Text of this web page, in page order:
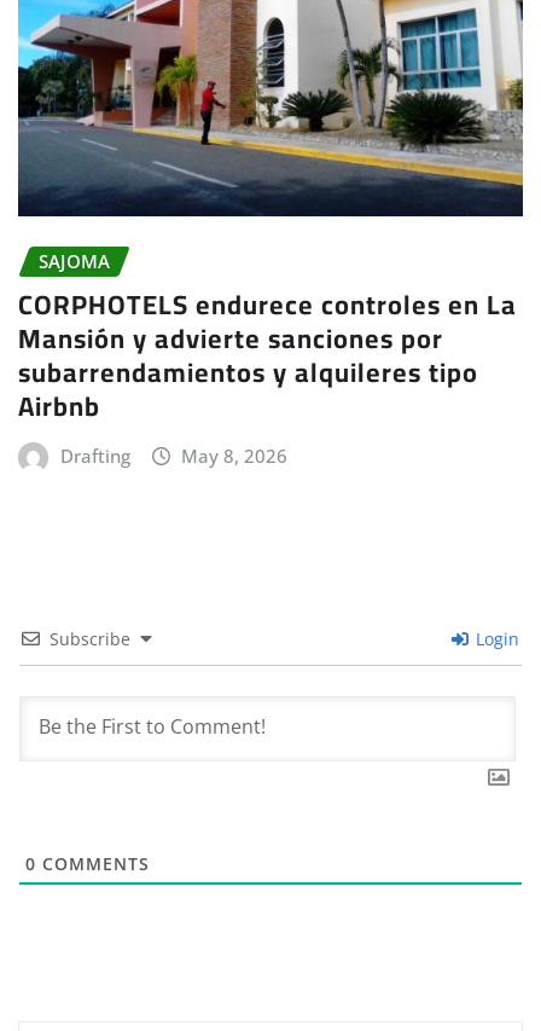
SAJOMA
CORPHOTELS endurece controles en La
Mansión y advierte sanciones por
subarrendamientos y alquileres tipo
Airbnb
Drafting May 8, 2026
Subscribe Login
0 COMMENTS